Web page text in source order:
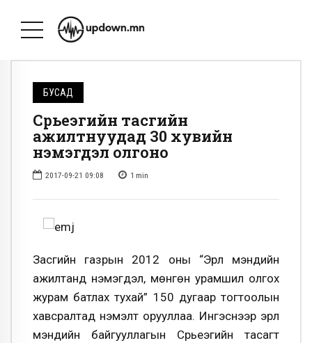
БУСАД
Сүрьеэгийн тасгийн
ажилтнуудад 30 хувийн
нэмэгдэл олгоно
2017-09-21 09:08 1 min
Засгийн газрын 2012 оны “Эрүүл мэндийн
ажилтанд нэмэгдэл, мөнгөн урамшил олгох
журам батлах тухай” 150 дугаар тогтоолын
хавсралтад нэмэлт орууллаа. Ингэснээр эрүүл
мэндийн байгууллагын Сүрьеэгийн тасагт